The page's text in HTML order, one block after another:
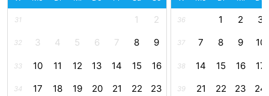
Schoorlse
Duinen
Bergen
aan
Bergen
31 1 2
32 3 4 5 6 7 8 9
33 10 11 12 13 14 15 16
34 17 18 19 20 21 22 23
36 1 2 3
37 7 8 9 10
38 14 15 16 17
39 21 22 23 24